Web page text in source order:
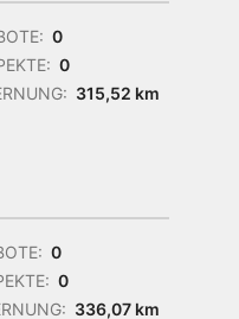
0
0
315,52 km
0
0
336,07 km